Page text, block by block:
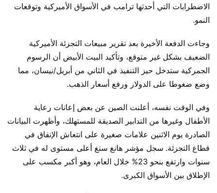
الاضطرابات التي أحدثها ترامب في الأسواق الأميركية وتوقعات
النمو.
وجاءت الدفعة الأخيرة بعد تقرير مبيعات التجزئة الأميركية
الضعيف بشكل غير متوقع، وتأكيد البيت الأبيض أن الرسوم
الجمركية ستدخل حيز التنفيذ في الثاني من أبريل/نيسان، مما
وضع ضغوطا على الدولار ورفع أسعار الذهب.
وفي الوقت نفسه، أعلنت الصين عن بعض إعانات رعاية
الأطفال وغيرها من التدابير الصديقة للمستهلك، وأظهرت البيانات
الصادرة يوم الاثنين علامات صغيرة على انتعاش الإنفاق في
قطاع التجزئة. سجل مؤشر هانغ سنغ أعلى مستوى له في ثلاث
سنوات وارتفع بنحو 23% خلال العام، وهو أكبر مكسب على
الإطلاق بين الأسواق الكبرى.